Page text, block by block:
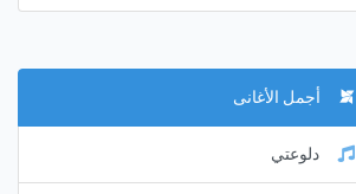
أجمل الأغانى
دلوعتي